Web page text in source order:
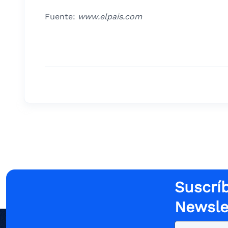
Fuente: www.elpais.com